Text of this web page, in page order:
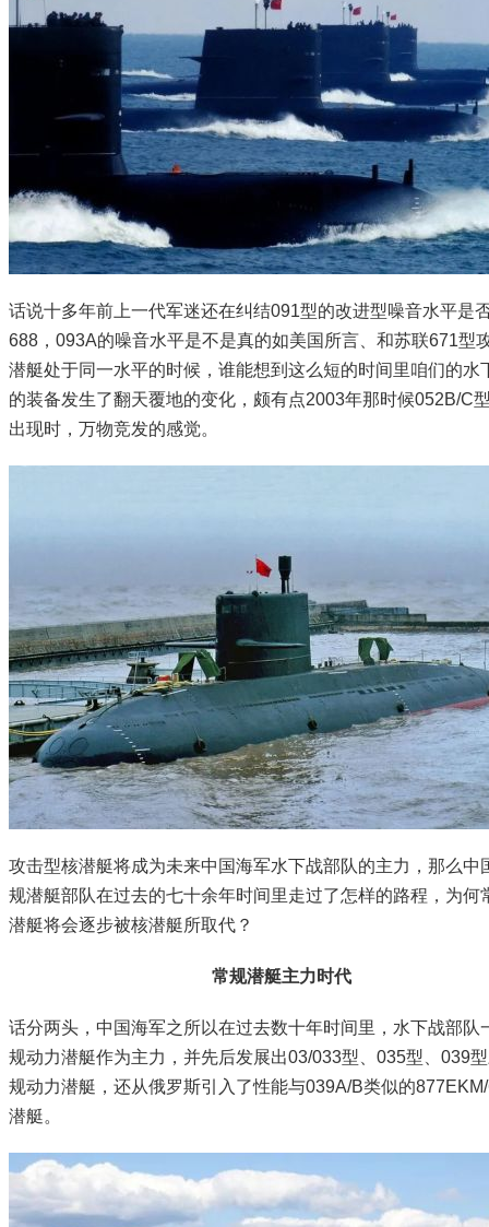
话说十多年前上一代军迷还在纠结091型的改进型噪音水平是
688，093A的噪音水平是不是真的如美国所言、和苏联671型
潜艇处于同一水平的时候，谁能想到这么短的时间里咱们的水
的装备发生了翻天覆地的变化，颇有点2003年那时候052B/C
出现时，万物竞发的感觉。
攻击型核潜艇将成为未来中国海军水下战部队的主力，那么中
规潜艇部队在过去的七十余年时间里走过了怎样的路程，为何
潜艇将会逐步被核潜艇所取代？
常规潜艇主力时代
话分两头，中国海军之所以在过去数十年时间里，水下战部队
规动力潜艇作为主力，并先后发展出03/033型、035型、039
规动力潜艇，还从俄罗斯引入了性能与039A/B类似的
潜艇。